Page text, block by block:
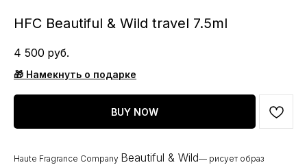
HFC Beautiful & Wild travel 7.5ml
4 500 руб.
🎁 Намекнуть о подарке
BUY NOW
Haute Fragrance Company Beautiful & Wild— рисует образ